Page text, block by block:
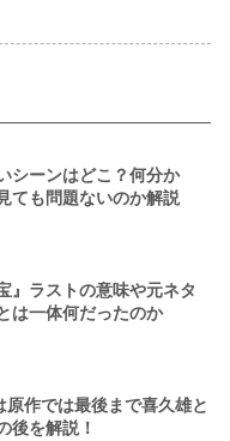
シーンはどこ？何分か
ても問題ないのか解説
』ラストの意味や元ネタ
は一体何だったのか
原作では最後まで喜久雄と
後を解説！